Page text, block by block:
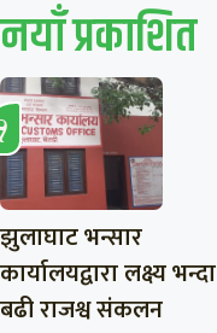
नयाँ प्रकाशित
झुलाघाट भन्सार
कार्यालयद्वारा लक्ष्य भन्दा
बढी राजश्व संकलन